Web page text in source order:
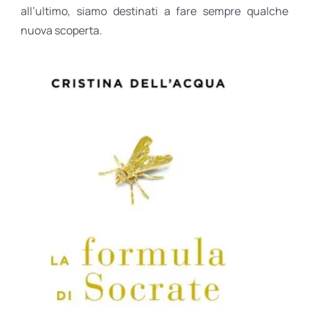
all’ultimo, siamo destinati a fare sempre qualche
nuova scoperta.